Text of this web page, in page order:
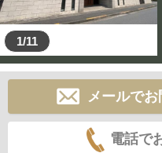
1/11
メールで
電話で